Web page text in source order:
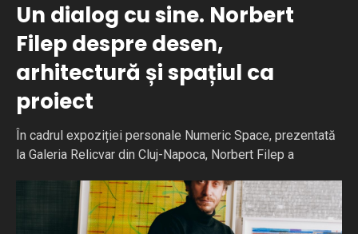
Un dialog cu sine. Norbert
Filep despre desen,
arhitectură și spațiul ca
proiect
În cadrul expoziției personale Numeric Space, prezentată
la Galeria Relicvar din Cluj-Napoca, Norbert Filep a